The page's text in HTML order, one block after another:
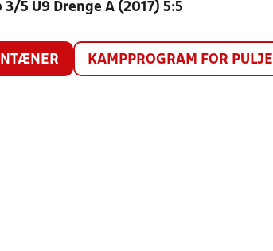
3/5 U9 Drenge A (2017) 5:5
KAMPPROGRAM FOR PULJE